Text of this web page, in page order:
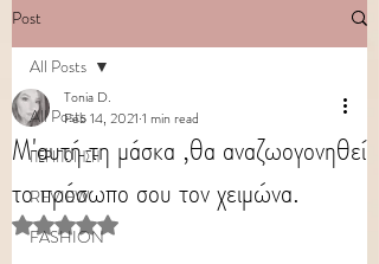
Post
All Posts
ΠΕΡΙΠΟΙΗΣΗ
REVIEW
FASHION
All Posts
Μ'αυτή τη μάσκα ,θα αναζωογονηθεί
το πρόσωπο σου τον χειμώνα.
Tonia D.
Feb 14, 2021 1 min read
Rated NaN out of 5 stars.